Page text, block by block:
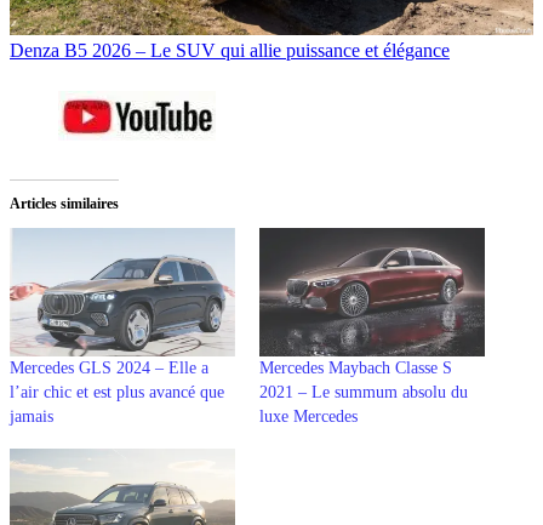
Denza B5 2026 – Le SUV qui allie puissance et élégance
Articles similaires
Mercedes GLS 2024 – Elle a
l’air chic et est plus avancé que
jamais
Mercedes Maybach Classe S
2021 – Le summum absolu du
luxe Mercedes